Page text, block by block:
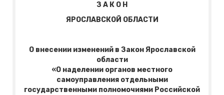
З А К О Н
ЯРОСЛАВСКОЙ ОБЛАСТИ
О внесении изменений в Закон Ярославской
области
«О наделении органов местного
самоуправления отдельными
государственными полномочиями Российской